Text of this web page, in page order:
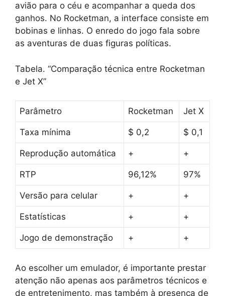
avião para o céu e acompanhar a queda dos
ganhos. No Rocketman, a interface consiste em
bobinas e linhas. O enredo do jogo fala sobre
as aventuras de duas figuras políticas.
Tabela. “Comparação técnica entre Rocketman
e Jet X”
Parâmetro Rocketman Jet X
Taxa mínima $ 0,2 $ 0,1
Reprodução automática + +
RTP 96,12% 97%
Versão para celular + +
Estatísticas + +
Jogo de demonstração + +
Ao escolher um emulador, é importante prestar
atenção não apenas aos parâmetros técnicos e
de entretenimento, mas também à presença de